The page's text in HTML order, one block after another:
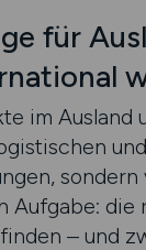
für
im Ausland
sondern
Aufgabe: die
– und